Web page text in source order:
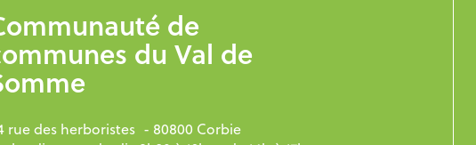
de
du Val de
rue des herboristes - 80800 Corbie